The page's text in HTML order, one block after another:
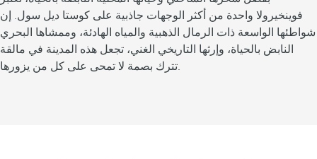
فوينخيرولا واحدة من أكثر الوجهات جاذبية على كوستا ديل سول. إن
شواطئها الواسعة ذات الرمال الذهبية والمياه الهادئة، وممشاها البحري
النابض بالحياة، وإرثها التاريخي الغني، تجعل هذه المدينة في مالقة
تترك بصمة لا تمحى على كل من يزورها.
.
ي
ج
م
ع